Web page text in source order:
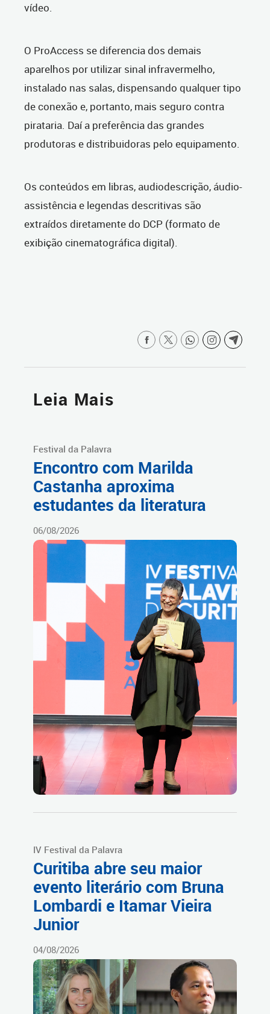
vídeo.
O ProAccess se diferencia dos demais
aparelhos por utilizar sinal infravermelho,
instalado nas salas, dispensando qualquer tipo
de conexão e, portanto, mais seguro contra
pirataria. Daí a preferência das grandes
produtoras e distribuidoras pelo equipamento.
Os conteúdos em libras, audiodescrição, áudio-
assistência e legendas descritivas são
extraídos diretamente do DCP (formato de
exibição cinematográfica digital).
Leia Mais
Festival da Palavra
Encontro com Marilda
Castanha aproxima
estudantes da literatura
06/08/2026
IV Festival da Palavra
Curitiba abre seu maior
evento literário com Bruna
Lombardi e Itamar Vieira
Junior
04/08/2026